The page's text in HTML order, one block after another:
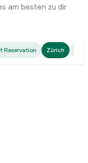
am besten zu dir
Reservation Zürich
Shanghai